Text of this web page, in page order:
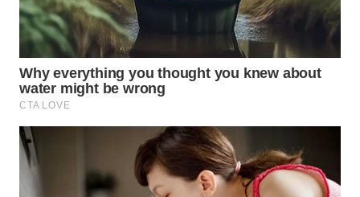
WN
GORONTALO
WN
SULUT
MALUKU